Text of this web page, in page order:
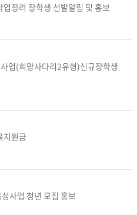
장려 장학생 선발알림 및 홍보
업(희망사다리2유형)신규장학생
지원금
사업 청년 모집 홍보